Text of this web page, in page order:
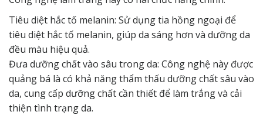
Tiêu diệt hắc tố melanin: Sử dụng tia hồng ngoại để
tiêu diệt hắc tố melanin, giúp da sáng hơn và dưỡng da
đều màu hiệu quả.
Đưa dưỡng chất vào sâu trong da: Công nghệ này được
quảng bá là có khả năng thẩm thấu dưỡng chất sâu vào
da, cung cấp dưỡng chất cần thiết để làm trắng và cải
thiện tình trạng da.